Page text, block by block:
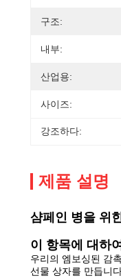
구조:
내부:
산업용:
사이즈:
강조하다:
제품 설명
샴페인 병을 위
이 항목에 대하여
우리의 엠보싱된 감
선물 상자를 만듭니